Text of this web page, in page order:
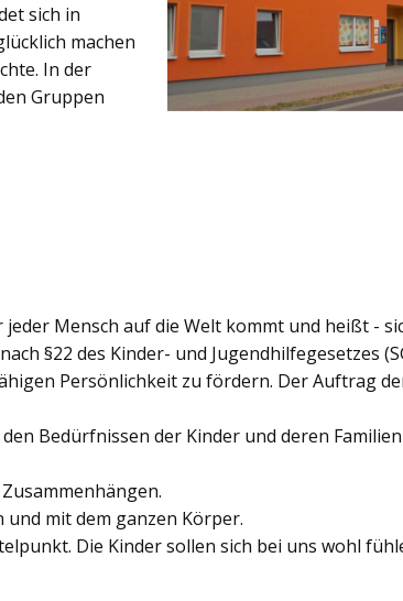
sich in
machen
In der
Gruppen
Mensch auf die Welt kommt und heißt -
§22 des Kinder- und Jugendhilfegesetzes
Persönlichkeit zu fördern. Der Auftrag
Bedürfnissen der Kinder und deren Familien
mit dem ganzen Körper.
Die Kinder sollen sich bei uns wohl